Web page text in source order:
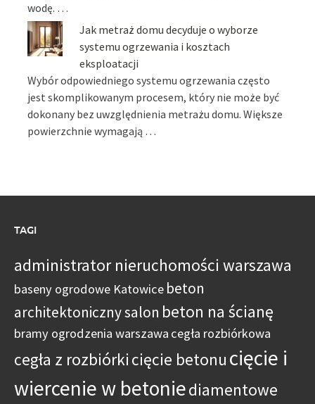
wodę. …
Jak metraż domu decyduje o wyborze
systemu ogrzewania i kosztach
eksploatacji
Wybór odpowiedniego systemu ogrzewania często
jest skomplikowanym procesem, który nie może być
dokonany bez uwzględnienia metrażu domu. Większe
powierzchnie wymagają …
TAGI
administrator nieruchomości warszawa
baseny ogrodowe Katowice beton
architektoniczny salon beton na ścianę
bramy ogrodzenia warszawa cegła rozbiórkowa
cegła z rozbiórki cięcie betonu cięcie i
wiercenie w betoniediamentowe